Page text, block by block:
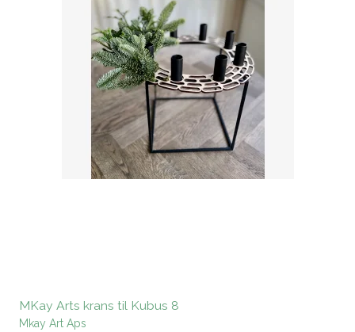
MKay Arts krans til Kubus 8
Mkay Art Aps